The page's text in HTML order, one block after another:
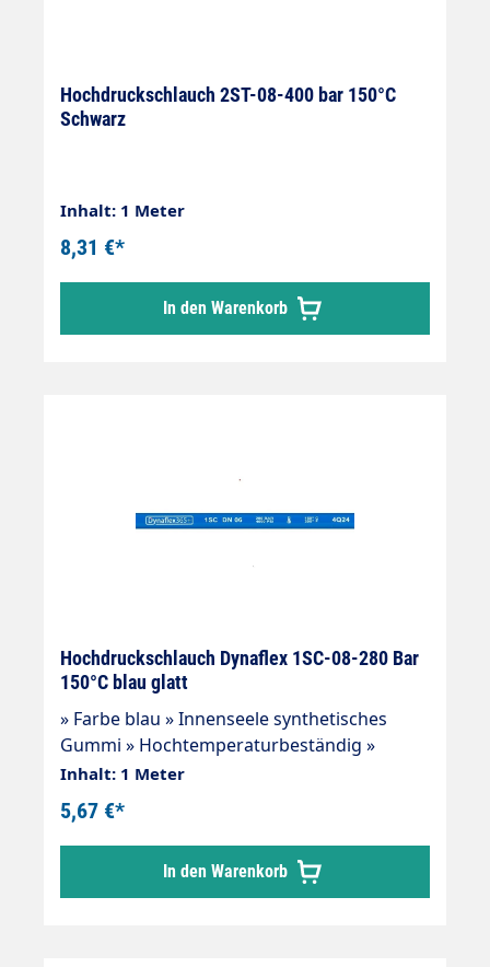
Hochdruckschlauch 2ST-08-400 bar 150°C
Schwarz
Inhalt: 1 Meter
8,31 €*
In den Warenkorb
Hochdruckschlauch Dynaflex 1SC-08-280 Bar
150°C blau glatt
» Farbe blau » Innenseele synthetisches
Gummi » Hochtemperaturbeständig »
Beständig gegen handelsübliche
Reinigungsmittel » 1 Drahteinlage »
Außendecke synthetisches Gummi »
Abriebfest, öl-, ozon- und
witterungsbeständig » -40 °C - +150 °C »
Sehr flexibler Hochdruckschlauch, in
Inhalt: 1 Meter
5,67 €*
In den Warenkorb